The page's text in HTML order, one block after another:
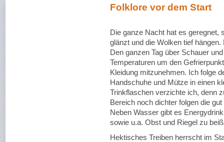
Folklore vor dem Start
Die ganze Nacht hat es geregnet,
glänzt und die Wolken tief
Den ganzen Tag über Schauer
Temperaturen um den
Kleidung mitzunehmen. Ich folge
Handschuhe und Mütze in einen
Trinkflaschen verzichte ich, denn
Bereich noch dichter folgen die
Neben Wasser gibt es
sowie u.a. Obst und Riegel zu
Hektisches Treiben herrscht im